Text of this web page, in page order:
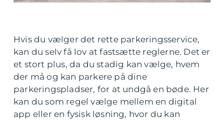
Hvis du vælger det rette parkeringsservice,
kan du selv få lov at fastsætte reglerne. Det er
et stort plus, da du stadig kan vælge, hvem
der må og kan parkere på dine
parkeringspladser, for at undgå en bøde. Her
kan du som regel vælge mellem en digital
app eller en fysisk løsning, hvor du kan